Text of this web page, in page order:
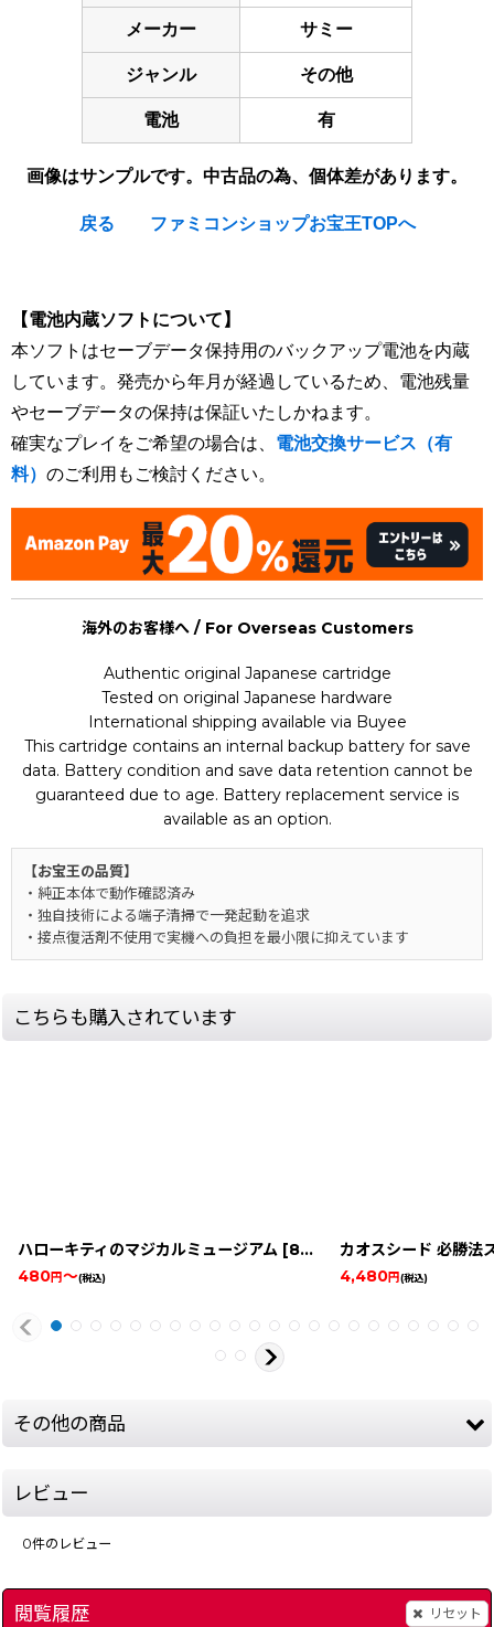
メーカー サミー
ジャンル その他
電池 有
画像はサンプルです。中古品の為、個体差があります。
戻る ファミコンショップお宝王TOPへ
【電池内蔵ソフトについて】
本ソフトはセーブデータ保持用のバックアップ電池を内蔵
しています。発売から年月が経過しているため、電池残量
やセーブデータの保持は保証いたしかねます。
確実なプレイをご希望の場合は、 電池交換サービス（有
料） のご利用もご検討ください。
海外のお客様へ / For Overseas Customers
Authentic original Japanese cartridge
Tested on original Japanese hardware
International shipping available via Buyee
This cartridge contains an internal backup battery for save
data. Battery condition and save data retention cannot be
guaranteed due to age. Battery replacement service is
available as an option.
【お宝王の品質】
・純正本体で動作確認済み
・独自技術による端子清掃で一発起動を追求
・接点復活剤不使用で実機への負担を最小限に抑えています
こちらも購入されています
ハローキティのマジカルミュージアム [8719-kitty-museum-gbc
480円～(税込)
カオスシード 必勝法
4,480円(税込)
その他の商品
レビュー
0件のレビュー
閲覧履歴 リセット